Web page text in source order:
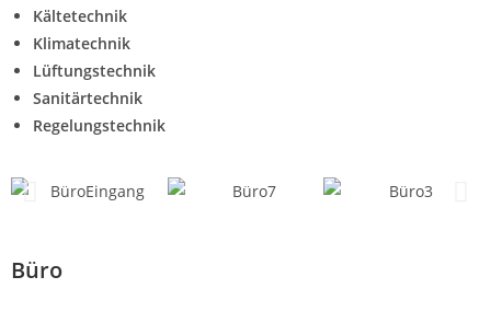
Kältetechnik
Klimatechnik
Lüftungstechnik
Sanitärtechnik
Regelungstechnik
Büro